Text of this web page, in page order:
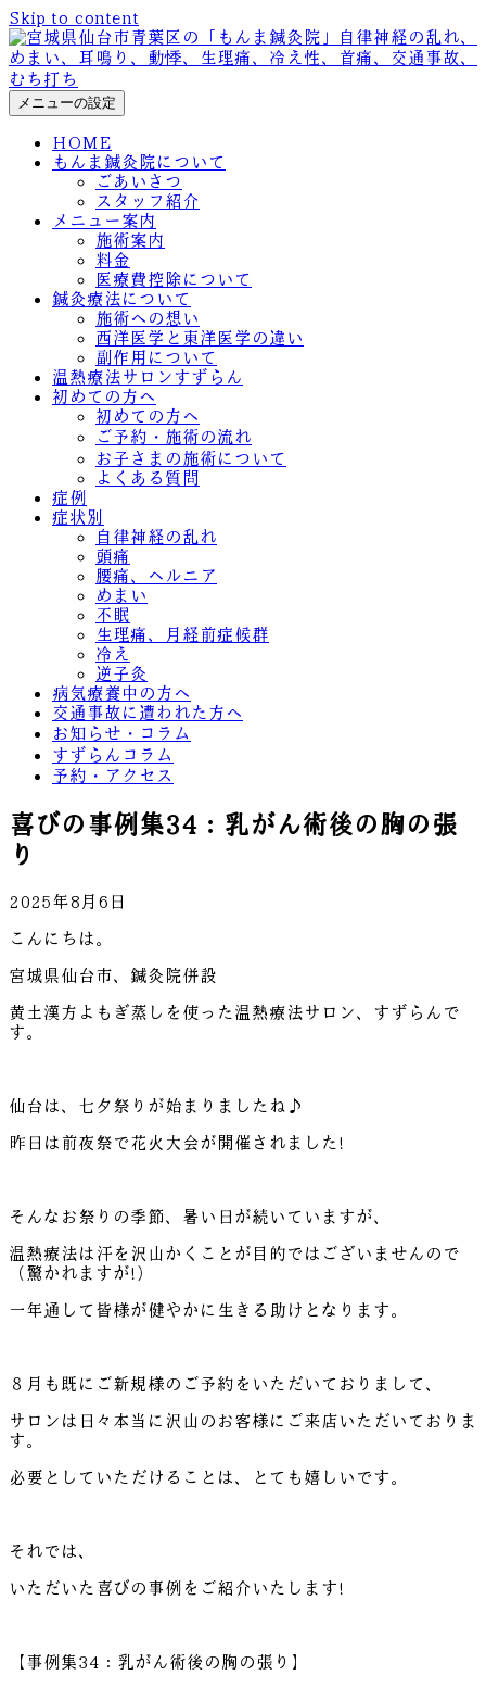
Skip to content
メニューの設定
HOME
もんま鍼灸院について
ごあいさつ
スタッフ紹介
メニュー案内
施術案内
料金
医療費控除について
鍼灸療法について
施術への想い
西洋医学と東洋医学の違い
副作用について
温熱療法サロンすずらん
初めての方へ
初めての方へ
ご予約・施術の流れ
お子さまの施術について
よくある質問
症例
症状別
自律神経の乱れ
頭痛
腰痛、ヘルニア
めまい
不眠
生理痛、月経前症候群
冷え
逆子灸
病気療養中の方へ
交通事故に遭われた方へ
お知らせ・コラム
すずらんコラム
予約・アクセス
喜びの事例集34：乳がん術後の胸の張
り
2025年8月6日
こんにちは。
宮城県仙台市、鍼灸院併設
黄土漢方よもぎ蒸しを使った温熱療法サロン、すずらんで
す。
仙台は、七夕祭りが始まりましたね♪
昨日は前夜祭で花火大会が開催されました!
そんなお祭りの季節、暑い日が続いていますが、
温熱療法は汗を沢山かくことが目的ではございませんので
（驚かれますが!）
一年通して皆様が健やかに生きる助けとなります。
８月も既にご新規様のご予約をいただいておりまして、
サロンは日々本当に沢山のお客様にご来店いただいておりま
す。
必要としていただけることは、とても嬉しいです。
それでは、
いただいた喜びの事例をご紹介いたします!
【事例集34：乳がん術後の胸の張り】